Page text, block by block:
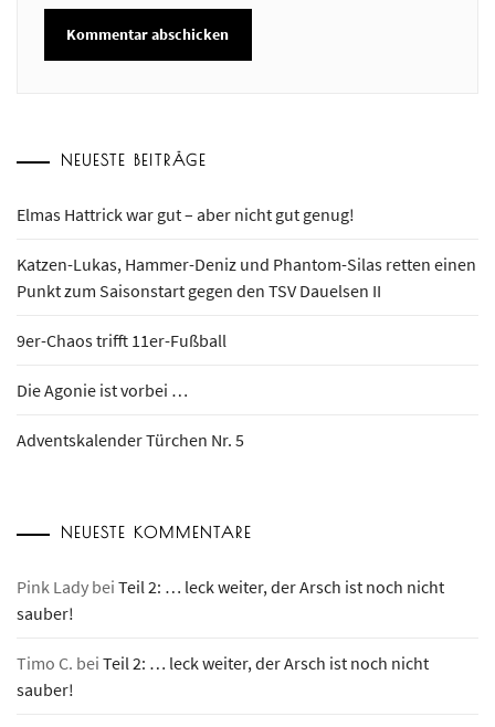
NEUESTE BEITRÄGE
Elmas Hattrick war gut – aber nicht gut genug!
Katzen-Lukas, Hammer-Deniz und Phantom-Silas retten einen
Punkt zum Saisonstart gegen den TSV Dauelsen II
9er-Chaos trifft 11er-Fußball
Die Agonie ist vorbei …
Adventskalender Türchen Nr. 5
NEUESTE KOMMENTARE
Pink Lady bei Teil 2: … leck weiter, der Arsch ist noch nicht
sauber!
Timo C. bei Teil 2: … leck weiter, der Arsch ist noch nicht
sauber!